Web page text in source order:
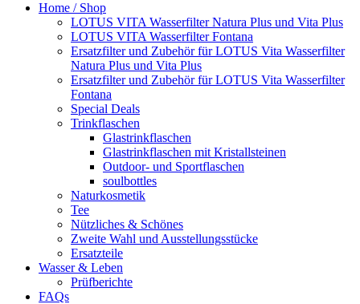
Home / Shop
LOTUS VITA Wasserfilter Natura Plus und Vita Plus
LOTUS VITA Wasserfilter Fontana
Ersatzfilter und Zubehör für LOTUS Vita Wasserfilter
Natura Plus und Vita Plus
Ersatzfilter und Zubehör für LOTUS Vita Wasserfilter
Fontana
Special Deals
Trinkflaschen
Glastrinkflaschen
Glastrinkflaschen mit Kristallsteinen
Outdoor- und Sportflaschen
soulbottles
Naturkosmetik
Tee
Nützliches & Schönes
Zweite Wahl und Ausstellungsstücke
Ersatzteile
Wasser & Leben
Prüfberichte
FAQs